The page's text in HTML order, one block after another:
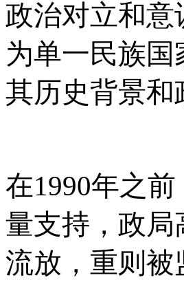
政治对立和
为单一民族
其历史背景
在1990年之
量支持，政
流放，重则被